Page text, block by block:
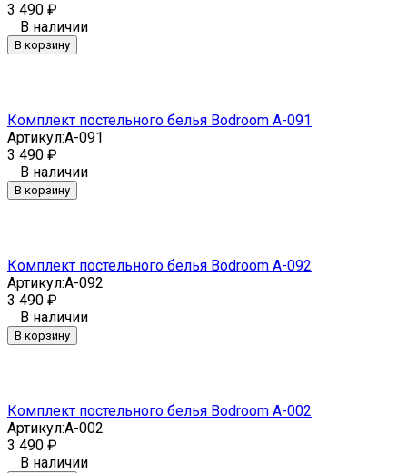
3 490 ₽
В наличии
В корзину
Комплект постельного белья Bodroom A-091
Артикул:A-091
3 490 ₽
В наличии
В корзину
Комплект постельного белья Bodroom A-092
Артикул:A-092
3 490 ₽
В наличии
В корзину
Комплект постельного белья Bodroom A-002
Артикул:A-002
3 490 ₽
В наличии